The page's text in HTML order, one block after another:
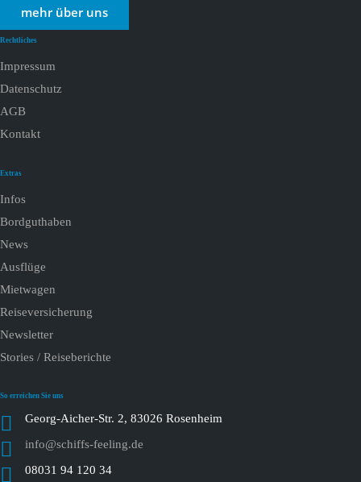
mehr über uns
Rechtliches
Impressum
Datenschutz
AGB
Kontakt
Extras
Infos
Bordguthaben
News
Ausflüge
Mietwagen
Reiseversicherung
Newsletter
Stories / Reiseberichte
So erreichen Sie uns
Georg-Aicher-Str. 2, 83026 Rosenheim
info@schiffs-feeling.de
08031 94 120 34